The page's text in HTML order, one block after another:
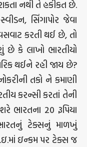
નથી તે હકીકત છે.
સિંગાપોર જેવા
કરતી થઈ છે, તો
છે કે લાખો ભારતીયો
થઈને રહી જાય છે?
તકો ને કમાણી
કરન્સી કરતાં તેની
ભારતના 20 રૂપિયા
ટેક્સનું માળખું
ઇન્કમ પર ટેક્સ જ